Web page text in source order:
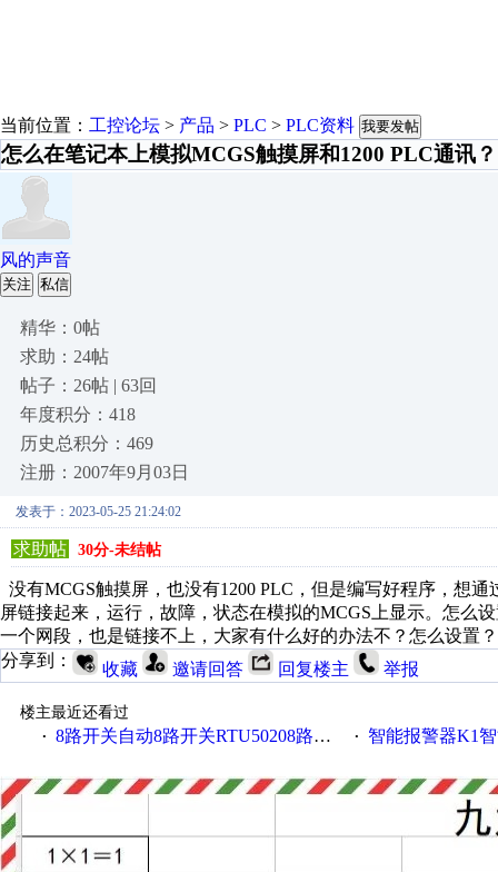
当前位置： 工控论坛 > 产品 > PLC > PLC资料 我要发帖
怎么在笔记本上模拟MCGS触摸屏和1200 PLC通讯？
风的声音
关注 私信
精华：0帖
求助：24帖
帖子：26帖 | 63回
年度积分：418
历史总积分：469
注册：2007年9月03日
发表于：2023-05-25 21:24:02
求助帖 30分-未结帖
没有MCGS触摸屏，也没有1200 PLC，但是编写好程序，想
屏链接起来，运行，故障，状态在模拟的MCGS上显示。怎么
一个网段，也是链接不上，大家有什么好的办法不？怎么设置？
分享到：
收藏 邀请回答 回复楼主 举报
楼主最近还看过
· 8路开关自动8路开关RTU50208路开关金鸽RTU5021 · 智能报警器K1智能